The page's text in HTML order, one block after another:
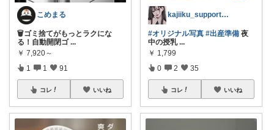
こめまる
🗑️ゴミ捨てがもっとラクにな
る！自動開閉ゴ ...
￥ 7,920～
1 1 91
コレ いいね
kajiiku_support.jp
#オリジナル写真 #出産準備 夜
中の授乳 ...
￥ 1,799
0 2 35
コレ いいね